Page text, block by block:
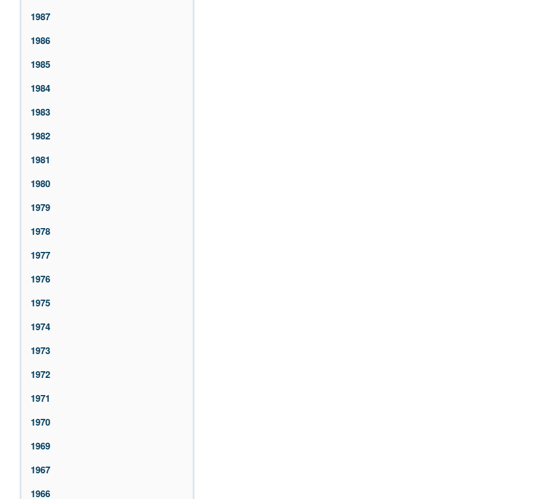
1987
1986
1985
1984
1983
1982
1981
1980
1979
1978
1977
1976
1975
1974
1973
1972
1971
1970
1969
1967
1966